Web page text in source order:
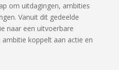
om uitdagingen, ambities
Vanuit dit gedeelde
naar een uitvoerbare
koppelt aan actie en